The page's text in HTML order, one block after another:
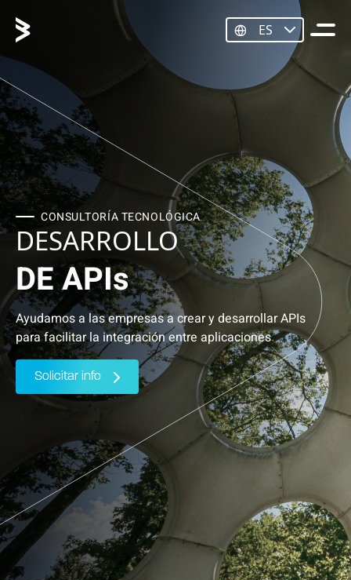
ES
CONSULTORÍA TECNOLÓGICA
DESARROLLO
DE APIs
Ayudamos a las empresas a crear y desarrollar APIs
para facilitar la integración entre aplicaciones
Solicitar info